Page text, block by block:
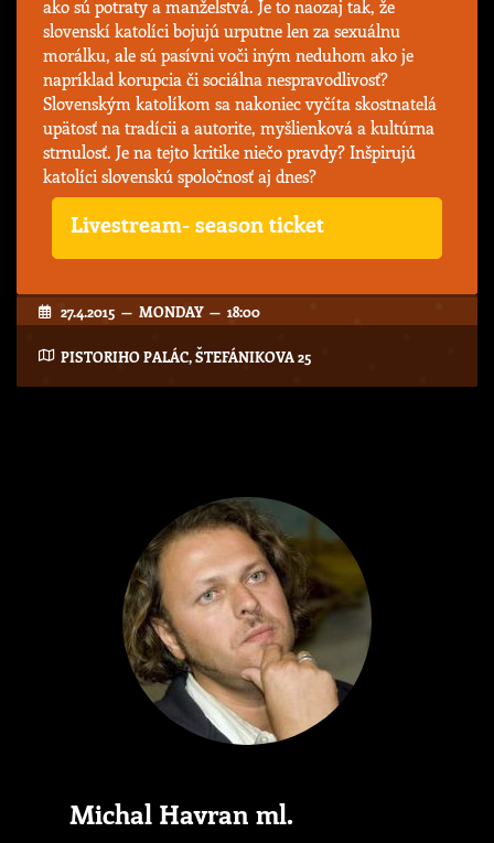
ako sú potraty a manželstvá. Je to naozaj tak, že
slovenskí katolíci bojujú urputne len za sexuálnu
morálku, ale sú pasívni voči iným neduhom ako je
napríklad korupcia či sociálna nespravodlivosť?
Slovenským katolíkom sa nakoniec vyčíta skostnatelá
upätosť na tradícii a autorite, myšlienková a kultúrna
strnulosť. Je na tejto kritike niečo pravdy? Inšpirujú
katolíci slovenskú spoločnosť aj dnes?
Livestream- season ticket
27.4.2015 — MONDAY — 18:00
PISTORIHO PALÁC, ŠTEFÁNIKOVA 25
Michal Havran ml.